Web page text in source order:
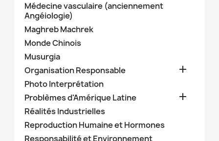
Médecine vasculaire (anciennement
Angéiologie)
Maghreb Machrek
Monde Chinois
Musurgia
Organisation Responsable

Photo Interprétation
Problèmes d'Amérique Latine

Réalités Industrielles
Reproduction Humaine et Hormones
Responsabilité et Environnement